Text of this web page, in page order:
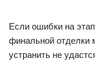
Если ошибки на
финальной отделки
устранить не